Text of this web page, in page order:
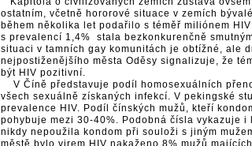
ostatním, včetně hororové situace v zemích
během několika let podařilo s téměř miliónem
s prevalencí 1,4% stala bezkonkurenčně
situaci v tamních gay komunitách je obtížné, ale
nejpostiženějšího města Oděsy signalizuje, že
být HIV pozitivní.
V Číně představuje podíl homosexuálních
všech sexuálně získaných infekcí. V pekingské
prevalence HIV. Podíl čínských mužů, kteří
pohybuje mezi 30-40%. Podobná čísla vykazuje i
nikdy nepoužila kondom při souloži s jiným
městě bylo virem HIV nakaženo 8% mužů